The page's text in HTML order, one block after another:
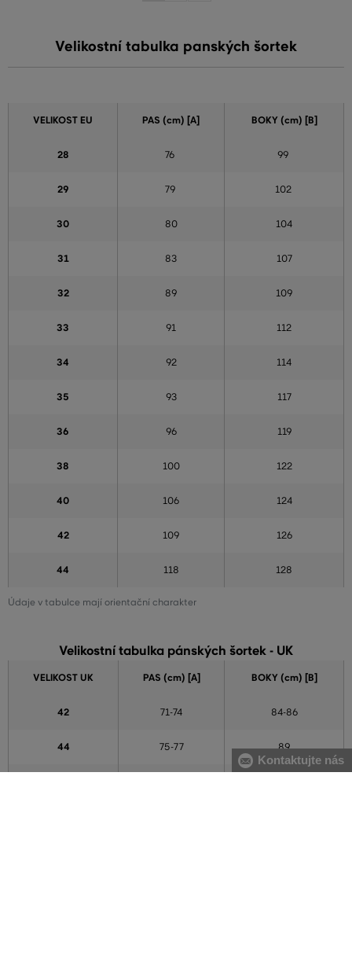
Velikostní tabulka panských šortek
Údaje v tabulce mají orientační charakter
VELIKOST EU PAS (cm) [A] BOKY (cm) [B]
28 76 99
29 79 102
30 80 104
31 83 107
32 89 109
33 91 112
34 92 114
35 93 117
36 96 119
38 100 122
40 106 124
42 109 126
44 118 128
Velikostní tabulka pánských šortek - UK
VELIKOST UK PAS (cm) [A] BOKY (cm) [B]
42 71-74 84-86
44 75-77 89
Kontaktujte nás